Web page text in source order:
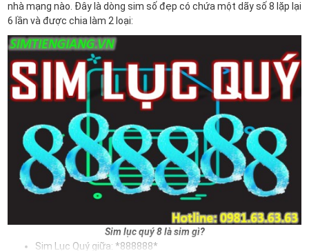
nhà mạng nào. Đây là dòng sim số đẹp có chứa một dãy số 8 lặp lại
6 lần và được chia làm 2 loại:
Sim lục quý 8 là sim gì?
Sim Lục Quý giữa: *888888*